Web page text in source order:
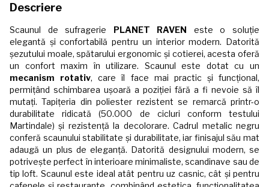
Descriere
Scaunul de sufragerie PLANET RAVEN este o soluție
elegantă și confortabilă pentru un interior modern. Datorită
șezutului moale, spătarului ergonomic și cotierei, acesta oferă
un confort maxim în utilizare. Scaunul este dotat cu un
mecanism rotativ, care îl face mai practic și funcțional,
permițând schimbarea ușoară a poziției fără a fi nevoie să îl
mutați. Tapițeria din poliester rezistent se remarcă printr-o
durabilitate ridicată (50.000 de cicluri conform testului
Martindale) și rezistență la decolorare. Cadrul metalic negru
conferă scaunului stabilitate și durabilitate, iar finisajul său mat
adaugă un plus de eleganță. Datorită designului modern, se
potrivește perfect în interioare minimaliste, scandinave sau de
tip loft. Scaunul este ideal atât pentru uz casnic, cât și pentru